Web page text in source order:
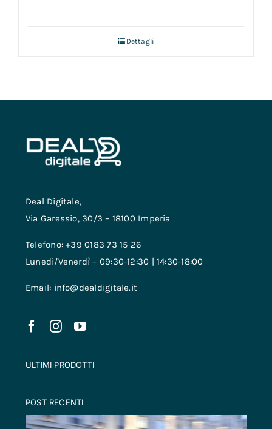
Dettagli
Deal Digitale,
Via Garessio, 30/3 – 18100 Imperia
Telefono: +39 0183 73 15 26
Lunedi/Venerdì – 09:30-12:30 | 14:30-18:00
Email: info@dealdigitale.it
ULTIMI PRODOTTI
POST RECENTI